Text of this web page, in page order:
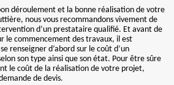
déroulement et la bonne réalisation de votre
nous vous recommandons vivement de
d’un prestataire qualifié. Et avant de
le commencement des travaux, il est
renseigner d’abord sur le coût d’un
son type ainsi que son état. Pour être sûre
le coût de la réalisation de votre projet,
de devis.